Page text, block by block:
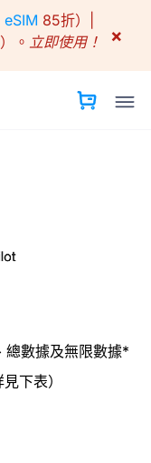
eSIM 85折）|
。 立即使用！ ×
總數據及無限數據*
下表）